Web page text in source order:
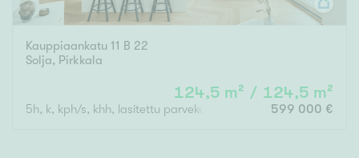
Kauppiaankatu 11 B 22
Solja, Pirkkala
124,5 m² / 124,5 m²
5h, k, kph/s, khh, lasitettu parveke ja ranskal. parveke
599 000 €